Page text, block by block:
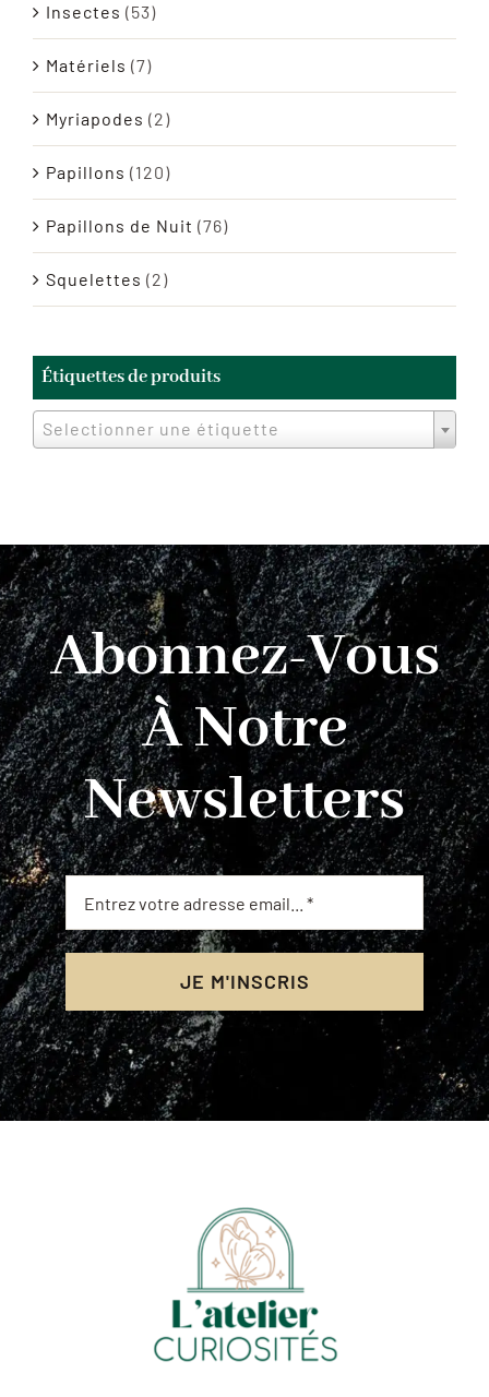
Insectes (53)
Matériels (7)
Myriapodes (2)
Papillons (120)
Papillons de Nuit (76)
Squelettes (2)
Étiquettes de produits
Selectionner une étiquette
Abonnez-Vous
À Notre
Newsletters
JE M'INSCRIS